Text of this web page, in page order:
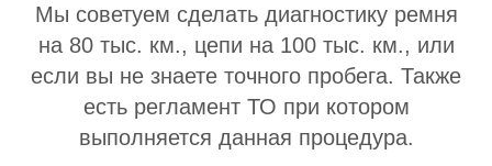
Мы советуем сделать диагностику ремня
на 80 тыс. км., цепи на 100 тыс. км., или
если вы не знаете точного пробега. Также
есть регламент ТО при котором
выполняется данная процедура.